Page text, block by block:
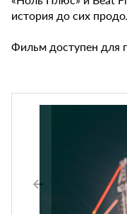
история до сих
Фильм доступен для